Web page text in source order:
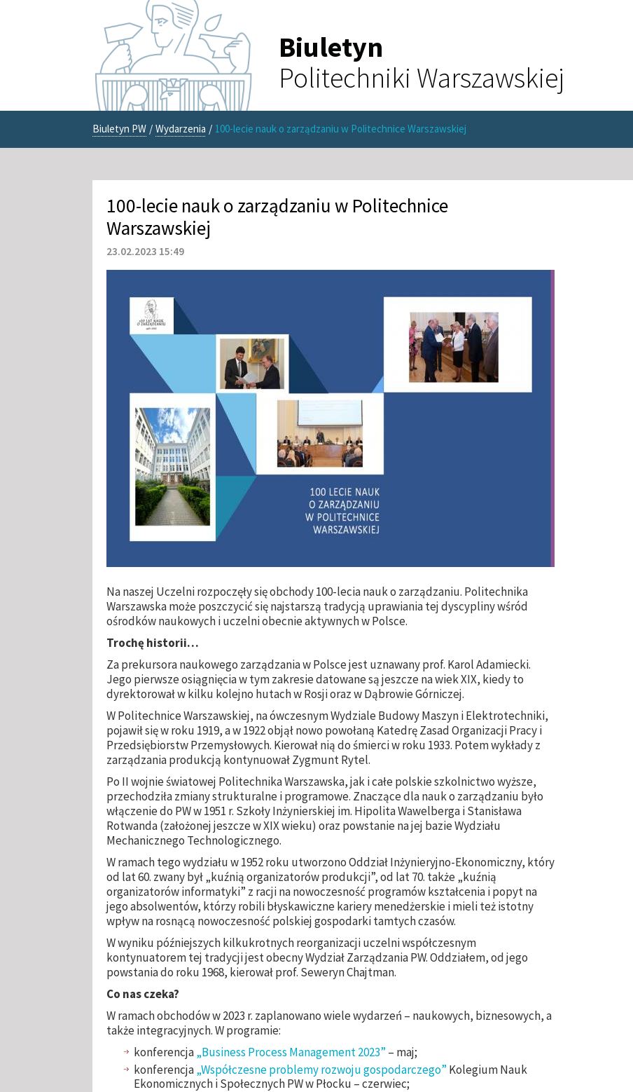
Biuletyn
Politechniki Warszawskiej
Biuletyn PW / Wydarzenia / 100-lecie nauk o zarządzaniu w Politechnice Warszawskiej
100-lecie nauk o zarządzaniu w Politechnice
Warszawskiej
23.02.2023 15:49
Na naszej Uczelni rozpoczęły się obchody 100-lecia nauk o zarządzaniu. Politechnika
Warszawska może poszczycić się najstarszą tradycją uprawiania tej dyscypliny wśród
ośrodków naukowych i uczelni obecnie aktywnych w Polsce.
Trochę historii…
Za prekursora naukowego zarządzania w Polsce jest uznawany prof. Karol Adamiecki.
Jego pierwsze osiągnięcia w tym zakresie datowane są jeszcze na wiek XIX, kiedy to
dyrektorował w kilku kolejno hutach w Rosji oraz w Dąbrowie Górniczej.
W Politechnice Warszawskiej, na ówczesnym Wydziale Budowy Maszyn i Elektrotechniki,
pojawił się w roku 1919, a w 1922 objął nowo powołaną Katedrę Zasad Organizacji Pracy i
Przedsiębiorstw Przemysłowych. Kierował nią do śmierci w roku 1933. Potem wykłady z
zarządzania produkcją kontynuował Zygmunt Rytel.
Po II wojnie światowej Politechnika Warszawska, jak i całe polskie szkolnictwo wyższe,
przechodziła zmiany strukturalne i programowe. Znaczące dla nauk o zarządzaniu było
włączenie do PW w 1951 r. Szkoły Inżynierskiej im. Hipolita Wawelberga i Stanisława
Rotwanda (założonej jeszcze w XIX wieku) oraz powstanie na jej bazie Wydziału
Mechanicznego Technologicznego.
W ramach tego wydziału w 1952 roku utworzono Oddział Inżynieryjno-Ekonomiczny, który
od lat 60. zwany był „kuźnią organizatorów produkcji”, od lat 70. także „kuźnią
organizatorów informatyki” z racji na nowoczesność programów kształcenia i popyt na
jego absolwentów, którzy robili błyskawiczne kariery menedżerskie i mieli też istotny
wpływ na rosnącą nowoczesność polskiej gospodarki tamtych czasów.
W wyniku późniejszych kilkukrotnych reorganizacji uczelni współczesnym
kontynuatorem tej tradycji jest obecny Wydział Zarządzania PW. Oddziałem, od jego
powstania do roku 1968, kierował prof. Seweryn Chajtman.
Co nas czeka?
W ramach obchodów w 2023 r. zaplanowano wiele wydarzeń – naukowych, biznesowych, a
także integracyjnych. W programie:
konferencja„Business Process Management 2023” – maj;
konferencja„Współczesne problemy rozwoju gospodarczego” Kolegium Nauk
Ekonomicznych i Społecznych PW w Płocku – czerwiec;